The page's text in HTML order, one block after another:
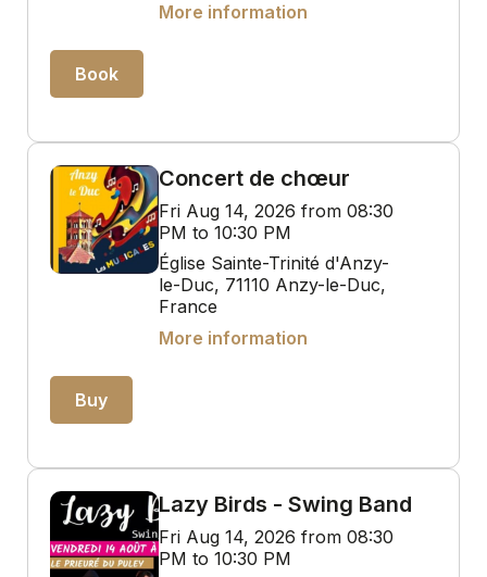
More information
Book
Concert de chœur
Fri Aug 14, 2026 from 08:30
PM to 10:30 PM
Église Sainte-Trinité d'Anzy-
le-Duc, 71110 Anzy-le-Duc,
France
More information
Buy
Lazy Birds - Swing Band
Fri Aug 14, 2026 from 08:30
PM to 10:30 PM